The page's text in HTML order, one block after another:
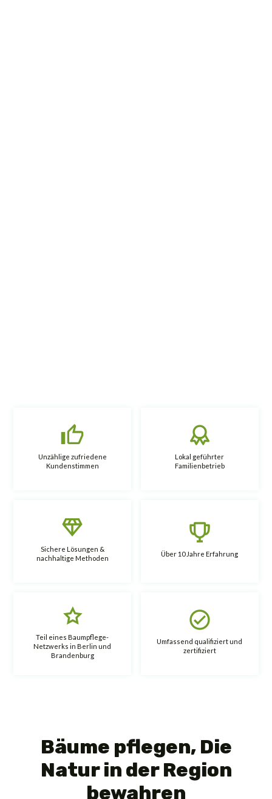
Unzählige zufriedene
Kundenstimmen
Lokal geführter
Familienbetrieb
Sichere Lösungen &
nachhaltige Methoden
Über 10 Jahre Erfahrung
Teil eines Baumpflege-
Netzwerks in Berlin und
Brandenburg
Umfassend qualifiziert und
zertifiziert
Bäume pflegen, Die
Natur in der Region
bewahren